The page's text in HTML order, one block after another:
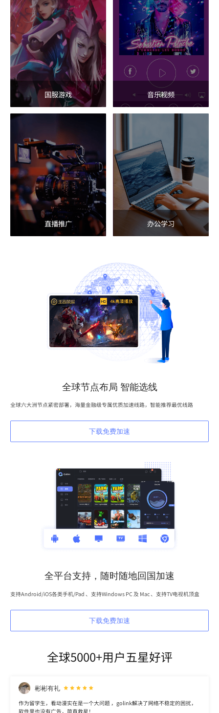
国服游戏 音乐视频
直播推广 办公学习
全球节点布局 智能选线
全球六大洲节点紧密部署，海量金融级专属优质加速线路，智能推荐最优线路
下载免费加速
全平台支持，随时随地回国加速
支持Android/iOS各类手机/Pad 、支持Windows PC 及 Mac 、支持TV电视机顶盒
下载免费加速
全球5000+用户五星好评
彬彬有礼
作为留学生，看动漫实在是一个大问题 ，golink解决了网络不稳定的困扰，
软件里也没有广告，简直救星！